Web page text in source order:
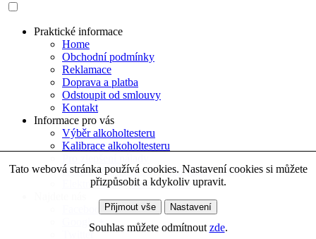
Praktické informace
Home
Obchodní podmínky
Reklamace
Doprava a platba
Odstoupit od smlouvy
Kontakt
Informace pro vás
Výběr alkoholtesteru
Kalibrace alkoholtesteru
Řešení problémů s objednávkou či zbožím
Elektroodpad, baterie, odpad
Facebook
Google +
Twitter
Tato webová stránka používá cookies. Nastavení cookies si můžete
přizpůsobit a kdykoliv upravit.
Přijmout vše Nastavení
Souhlas můžete odmítnout zde.